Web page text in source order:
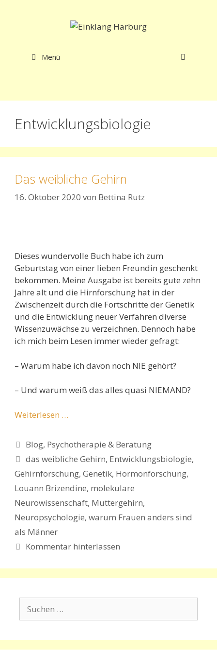
Menü
Entwicklungsbiologie
Das weibliche Gehirn
16. Oktober 2020 von Bettina Rutz
Dieses wundervolle Buch habe ich zum
Geburtstag von einer lieben Freundin geschenkt
bekommen. Meine Ausgabe ist bereits gute zehn
Jahre alt und die Hirnforschung hat in der
Zwischenzeit durch die Fortschritte der Genetik
und die Entwicklung neuer Verfahren diverse
Wissenzuwächse zu verzeichnen. Dennoch habe
ich mich beim Lesen immer wieder gefragt:
– Warum habe ich davon noch NIE gehört?
– Und warum weiß das alles quasi NIEMAND?
Weiterlesen …
Kategorien
Blog, Psychotherapie & Beratung
Schlagwörter
das weibliche Gehirn, Entwicklungsbiologie,
Gehirnforschung, Genetik, Hormonforschung,
Louann Brizendine, molekulare
Neurowissenschaft, Muttergehirn,
Neuropsychologie, warum Frauen anders sind
als Männer
Kommentar hinterlassen
nach: